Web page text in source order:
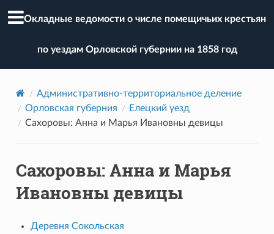
Окладные ведомости о числе помещичьих крестьян
по уездам Орловской губернии на 1858 год
Административно-территориальное деление
Орловская губерния
Елецкий уезд
Сахоровы: Анна и Марья Ивановны девицы
Сахоровы: Анна и Марья
Ивановны девицы
Деревня Сокольская